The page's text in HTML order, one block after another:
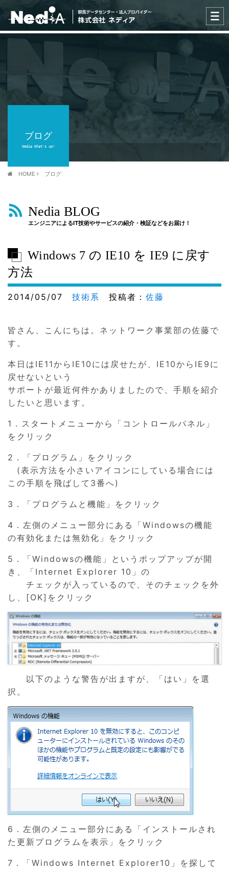
ブログ
Nedia What's up!
HOME ブログ
Nedia BLOG
エンジニアによるIT技術やサービスの紹介・検証などをお届け！
Windows 7 の IE10 を IE9 に戻す
方法
2014/05/07 技術系 投稿者： 佐藤
皆さん、こんにちは。ネットワーク事業部の佐藤で
す。
本日はIE11からIE10には戻せたが、IE10からIE9に
戻せないという
サポートが最近何件かありましたので、手順を紹介
したいと思います。
1．スタートメニューから「コントロールパネル」
をクリック
2．「プログラム」をクリック
(表示方法を小さいアイコンにしている場合には
この手順を飛ばして3番へ)
3．「プログラムと機能」をクリック
4．左側のメニュー部分にある「Windowsの機能
の有効化または無効化」をクリック
5．「Windowsの機能」というポップアップが開
き、「Internet Explorer 10」の
チェックが入っているので、そのチェックを外
し、[OK]をクリック
以下のような警告が出ますが、「はい」を選
択。
6．左側のメニュー部分にある「インストールされ
た更新プログラムを表示」をクリック
7．「Windows Internet Explorer10」を探して